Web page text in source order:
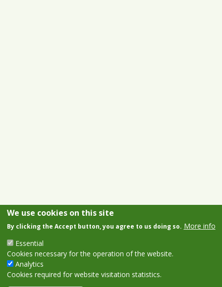
We use cookies on this site
By clicking the Accept button, you agree to us doing so. More info
Essential
Cookies necessary for the operation of the website.
Analytics
Cookies required for website visitation statistics.